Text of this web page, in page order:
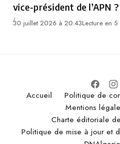
vice-président de l’APN ?
30 juillet 2026 à 20:43Lecture en 5
Accueil Politique de
Mentions
Charte éditoriale
Politique de mise à jour et